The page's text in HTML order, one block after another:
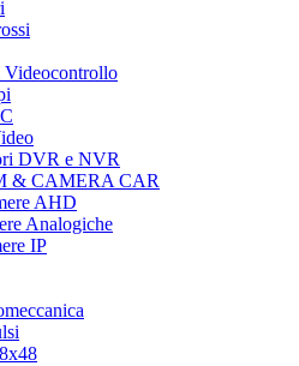
DVR e NVR
& CAMERA CAR
AHD
Analogiche
IP